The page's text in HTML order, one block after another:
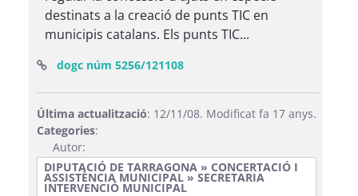
destinats a la creació de punts TIC en
municipis catalans. Els punts TIC...
dogc núm 5256/121108(Obre una finestra nova)
Última actualització: 12/11/08. Modificat fa 17 anys.
Categories:
Autor:
DIPUTACIÓ DE TARRAGONA » CONCERTACIÓ I
ASSISTÈNCIA MUNICIPAL » SECRETARIA
INTERVENCIÓ MUNICIPAL